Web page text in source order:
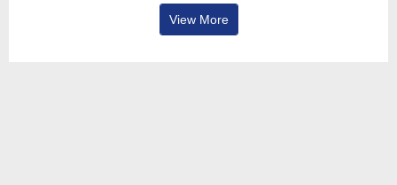
View More